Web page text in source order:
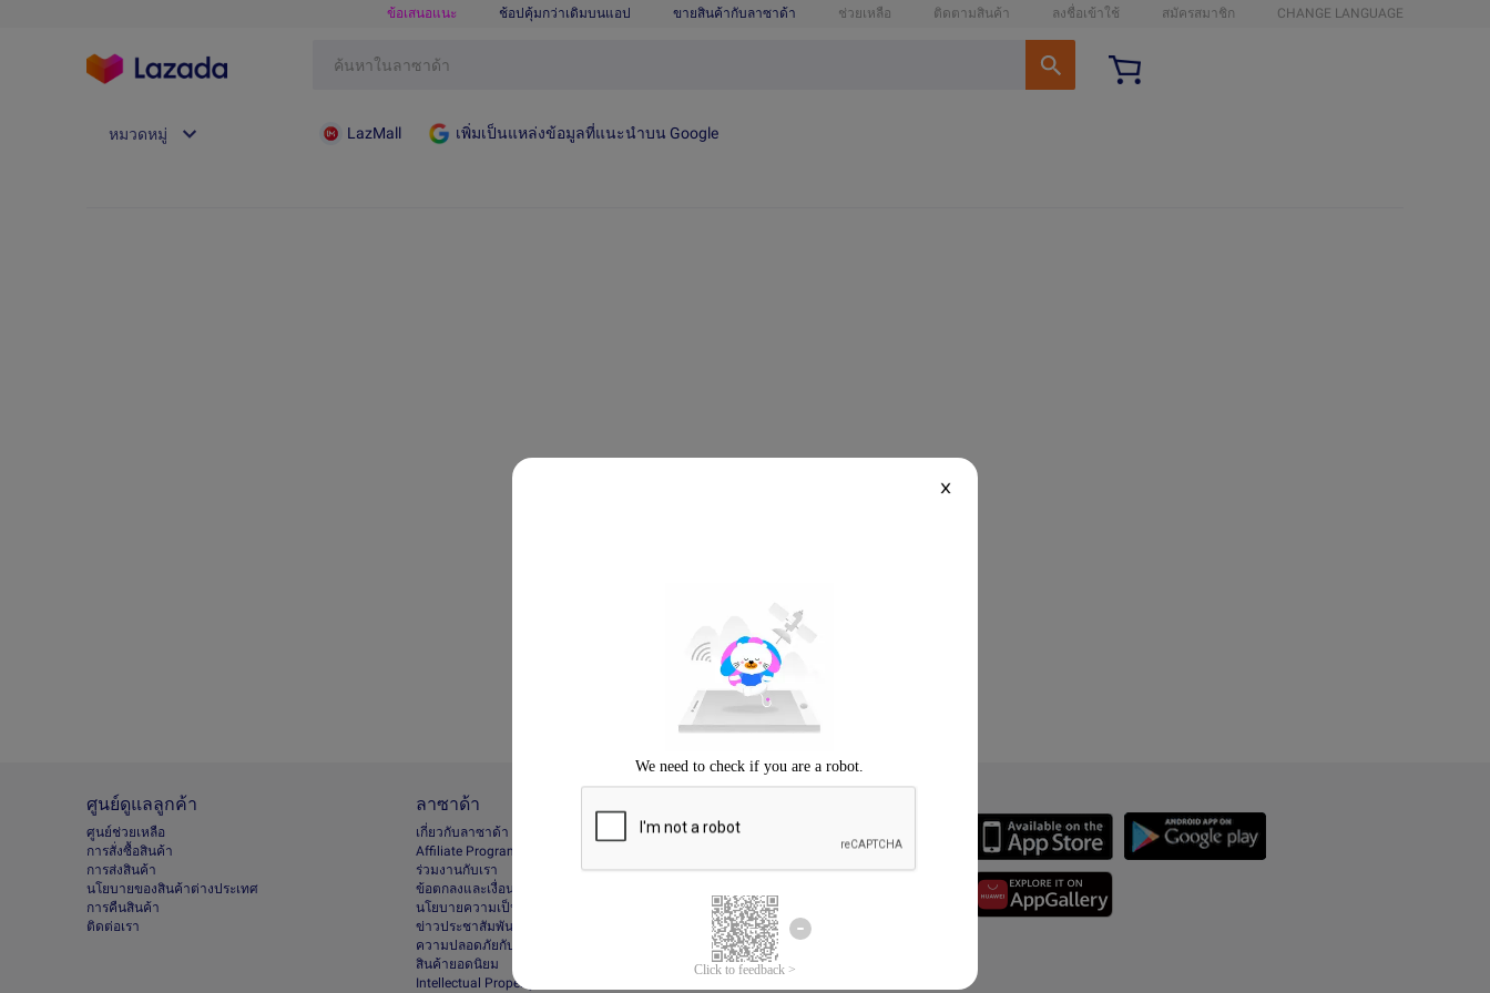
ข้อเสนอแนะ ช้อปคุ้มกว่าเดิมบนแอป ขายสินค้ากับลาซาด้า ช่วยเหลือ ติดตามสินค้า ลงชื่อเข้าใช้ สมัครสมาชิก CHANGE LANGUAGE
หมวดหมู่ LazMall เพิ่มเป็นแหล่งข้อมูลที่แนะนำบน Google
ศูนย์ดูแลลูกค้า
ศูนย์ช่วยเหลือ
การสั่งซื้อสินค้า
การส่งสินค้า
นโยบายของสินค้าต่างประเทศ
การคืนสินค้า
ติดต่อเรา
ลาซาด้า
เกี่ยวกับลาซาด้า
Afﬁliate Program
ร่วมงานกับเรา
ข้อตกลงและเงื่อนไข
นโยบายความเป็นส่วนตัว
ข่าวประชาสัมพันธ์
ความปลอดภัยกับลาซาด้า
สินค้ายอดนิยม
Intellectual Property Protection
Download the App
X